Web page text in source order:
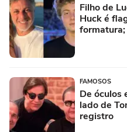
Filho de
Huck é
FAMOSOS
De óculos
lado de
registro